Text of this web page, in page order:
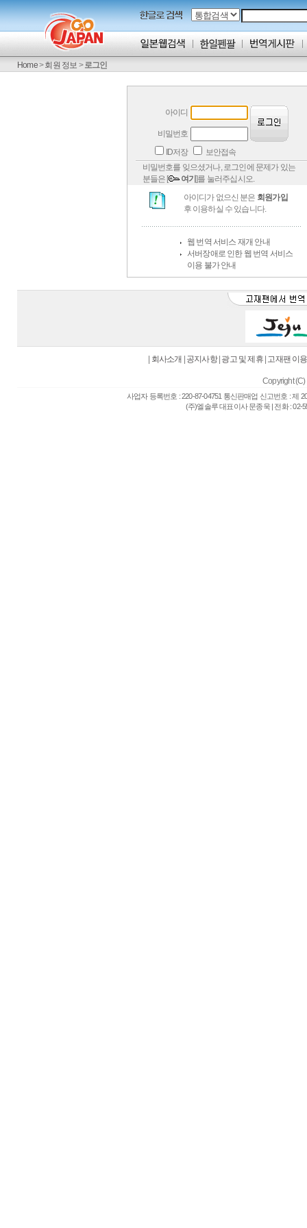
Home>회원 정보 >로그인
아이디
비밀번호
ID저장
보안접속
비밀번호를 잊으셨거나, 로그인에 문제가 있는
분들은 [
여기]를 눌러주십시오.
아이디가 없으신 분은 회원가입
후 이용하실 수 있습니다.
웹 번역 서비스 재개 안내
서버장애로 인한 웹 번역 서비스
이용 불가 안내
회사소개 공지사항| 광고 및 제휴| 고재팬 이
Copyright (C)
사업자 등록번호 : 220-87-04751 통신판매업 신고번호 : 제
(주)엘솔루 대표이사 문종욱 | 전화 : 02-